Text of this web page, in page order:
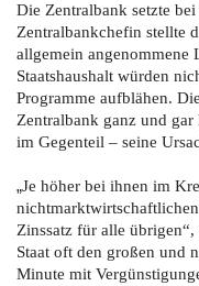
Die Zentralbank setzte
Zentralbankchefin stellte
allgemein
Staatshaushalt würden
Programme aufblähen.
Zentralbank ganz und
im Gegenteil – seine
„Je höher bei ihnen im
Zinssatz für alle
Staat oft den großen und
Minute mit